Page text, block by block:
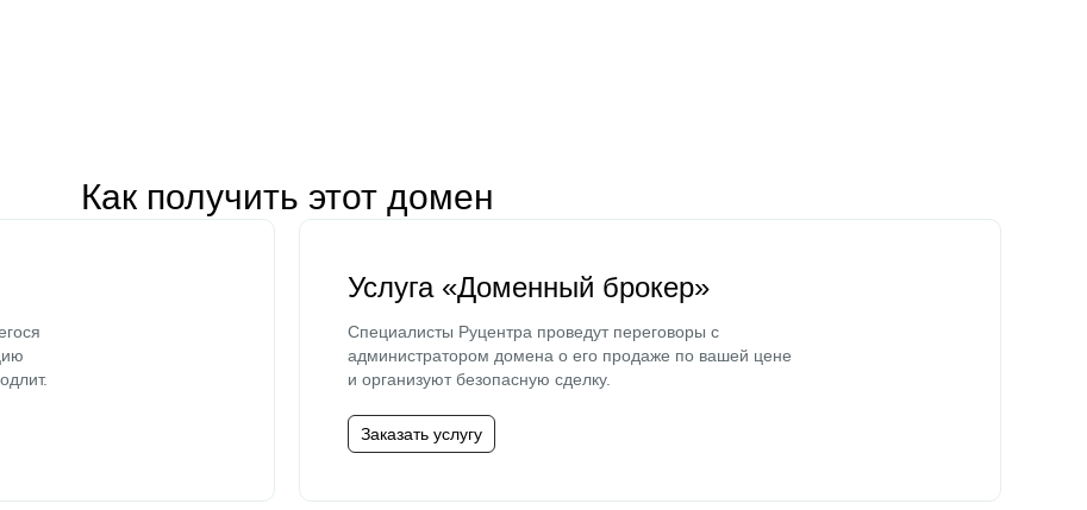
Как получить этот домен
Услуга «Доменный брокер»
Специалисты Руцентра проведут переговоры с
администратором домена о его продаже по вашей цене
и организуют безопасную сделку.
Заказать услугу